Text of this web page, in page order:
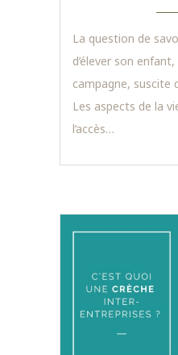
La question de
d’élever son
campagne, suscite
Les aspects de la
l’accès…